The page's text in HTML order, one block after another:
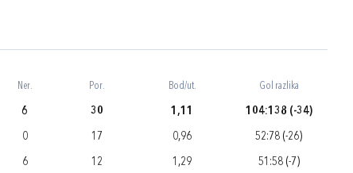
Ner. Por. Bod/ut. Gol razlika
6 30 1,11 104:138 (-34)
0 17 0,96 52:78 (-26)
6 12 1,29 51:58 (-7)